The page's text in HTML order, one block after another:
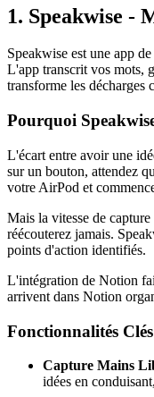
1. Speakwise -
Speakwise est une app
L'app transcrit vos mots,
transforme les décharges
Pourquoi
L'écart entre avoir une
sur un bouton, attendez
votre AirPod et
Mais la vitesse de
réécouterez jamais.
points d'action identifiés.
L'intégration de Notion
arrivent dans Notion
Fonctionnalités Clés
Capture Mains
idées en